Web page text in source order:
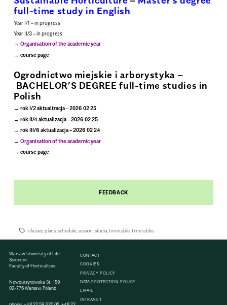
full-time study in English
Year I/1 – in progress
Year II/3 – in progress
Organisation of the academic year
course page
Ogrodnictwo miejskie i arborystyka –
BACHELOR’S DEGREE full-time studies in
Polish
rok I/2 aktualizacja – 2026 02 25
rok II/4 aktualizacja – 2026 02 25
rok III/6 aktualizacja – 2026 02 24
Organisation of the academic year
course page
FEEDBACK
classes plans schedule,session studia ,timetable timetables
Warsaw University of Life
Sciences
Faculty of Horticulture
Nowoursynowska St. 159
02-776 Warsaw, Poland
CONTACT
COOKIES
PRIVACY POLICY
DATA PROTECTION POLICY
EMAIL
INTRANET